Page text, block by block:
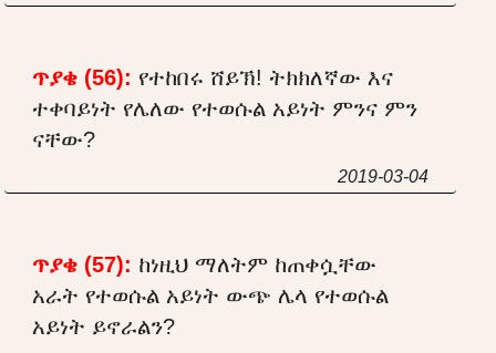
ጥያቄ (56): የተከበሩ ሸይኽ! ትክክለኛው እና
ተቀባይነት የሌለው የተወሱል አይነት ምንና ምን
ናቸው?
2019-03-04
ጥያቄ (57): ከነዚህ ማለትም ከጠቀሷቸው
አራት የተወሱል አይነት ውጭ ሌላ የተወሱል
አይነት ይኖራልን?